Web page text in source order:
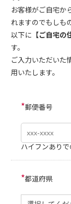
お客様がご自宅か
れますのでもしも
以下に 【ご自宅の
す。
ご入力いただいた
用いたします。
*郵便番号
ハイフンありで
*都道府県